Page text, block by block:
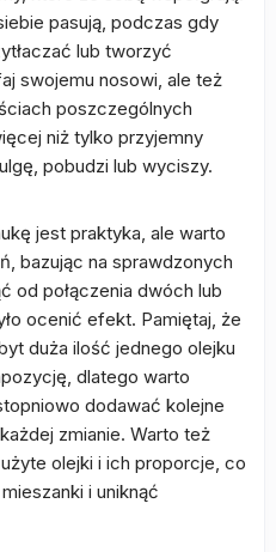
pasują, podczas gdy
lub tworzyć
swojemu nosowi, ale też
poszczególnych
niż tylko przyjemny
pobudzi lub wyciszy.
jest praktyka, ale warto
bazując na sprawdzonych
od połączenia dwóch lub
ocenić efekt. Pamiętaj, że
duża ilość jednego olejku
dlatego warto
dodawać kolejne
zmianie. Warto też
olejki i ich proporcje, co
i uniknąć